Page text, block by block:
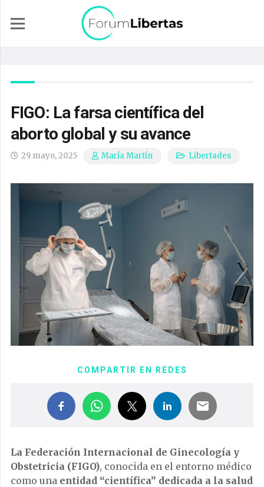
FIGO: La farsa científica del
aborto global y su avance
29 mayo, 2025 María Martín Libertades
COMPARTIR EN REDES
La Federación Internacional de Ginecología y
Obstetricia (FIGO), conocida en el entorno médico
como una entidad “científica” dedicada a la salud